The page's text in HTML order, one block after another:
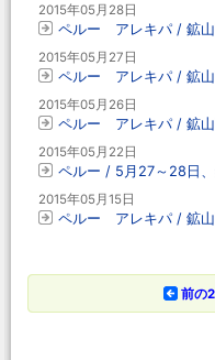
2015年05月28日
ペルー アレキパ / 鉱山
2015年05月27日
ペルー アレキパ / 鉱山
2015年05月26日
ペルー アレキパ / 鉱山
2015年05月22日
ペルー / 5月27～28日
2015年05月15日
ペルー アレキパ / 鉱山
前の